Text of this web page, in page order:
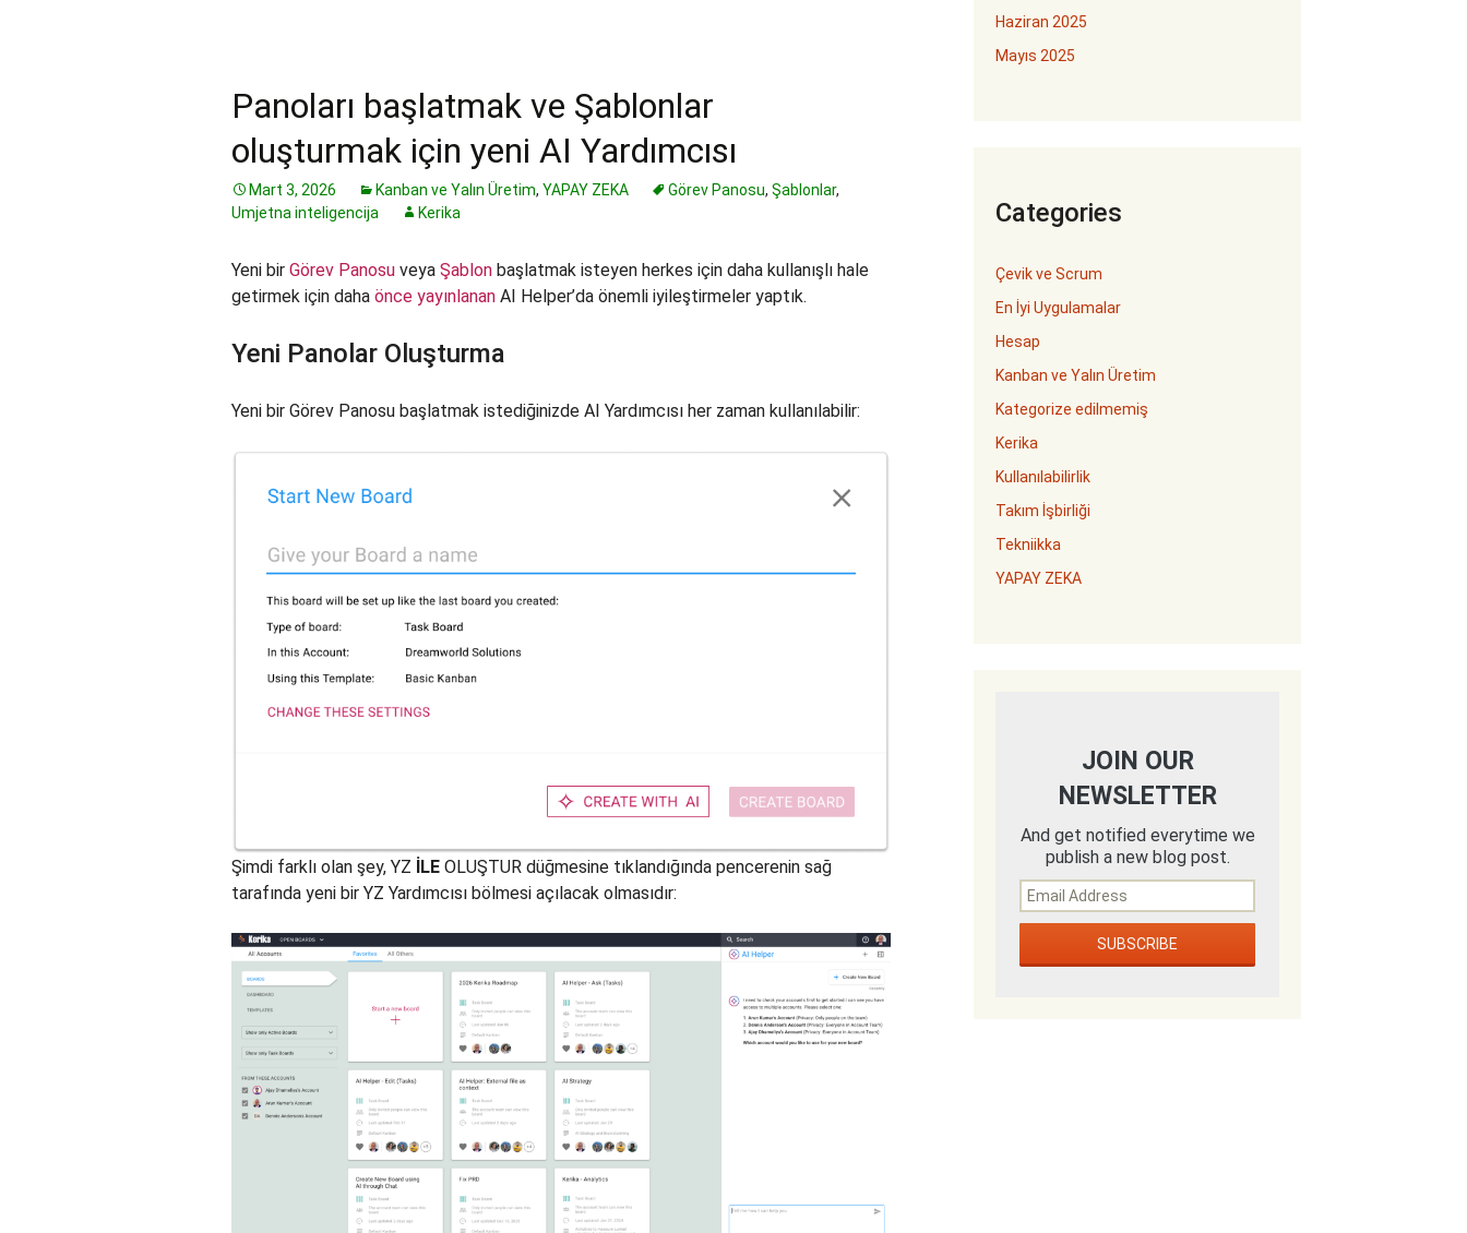
Panoları başlatmak ve Şablonlar
oluşturmak için yeni AI Yardımcısı
Mart 3, 2026 Kanban ve Yalın Üretim, YAPAY ZEKA Görev Panosu, Şablonlar,
Umjetna inteligencija
Kerika
Yeni bir Görev Panosu veya Şablon başlatmak isteyen herkes için daha kullanışlı hale
getirmek için daha önce yayınlanan AI Helper’da önemli iyileştirmeler yaptık.
Yeni Panolar Oluşturma
Yeni bir Görev Panosu başlatmak istediğinizde AI Yardımcısı her zaman kullanılabilir:
Şimdi farklı olan şey, YZ İLE OLUŞTUR düğmesine tıklandığında pencerenin sağ
tarafında yeni bir YZ Yardımcısı bölmesi açılacak olmasıdır:
Haziran 2025
Mayıs 2025
Categories
Çevik ve Scrum
En İyi Uygulamalar
Hesap
Kanban ve Yalın Üretim
Kategorize edilmemiş
Kerika
Kullanılabilirlik
Takım İşbirliği
Tekniikka
YAPAY ZEKA
JOIN OUR
NEWSLETTER
And get notified everytime we
publish a new blog post.